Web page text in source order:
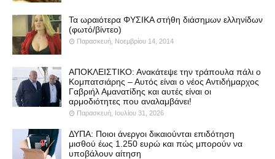
Τα ωραιότερα ΦΥΣΙΚΑ στήθη διάσημων ελληνίδων
(φωτό/βίντεο)
Παρασκευή, Νοεμβρίου 14, 2014
ΑΠΟΚΛΕΙΣΤΙΚΟ: Ανακάτεψε την τράπουλα πάλι ο
Κομπατσιάρης – Αυτός είναι ο νέος Αντιδήμαρχος
Γαβριήλ Αμανατίδης και αυτές είναι οι
αρμοδιότητες που αναλαμβάνει!
Παρασκευή, Ιουλίου 31, 2026
ΔΥΠΑ: Ποιοι άνεργοι δικαιούνται επιδότηση
μισθού έως 1.250 ευρώ και πώς μπορούν να
υποβάλουν αίτηση